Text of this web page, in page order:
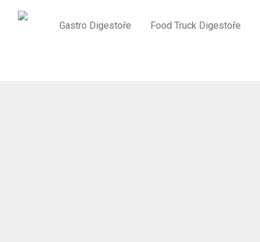
Gastro Digestoře Food Truck Digestoře